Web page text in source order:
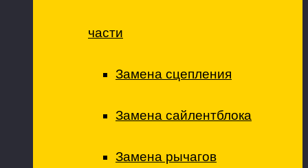
части
Замена сцепления
Замена сайлентблока
Замена рычагов